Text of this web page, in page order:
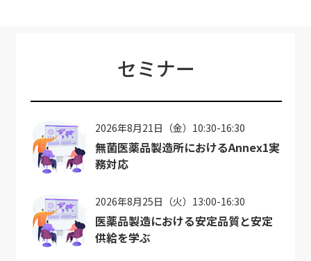
セミナー
2026年8月21日（金）10:30-16:30
無菌医薬品製造所におけるAnnex1実
務対応
2026年8月25日（火）13:00-16:30
医薬品製造における安定品質と安定
供給を学ぶ